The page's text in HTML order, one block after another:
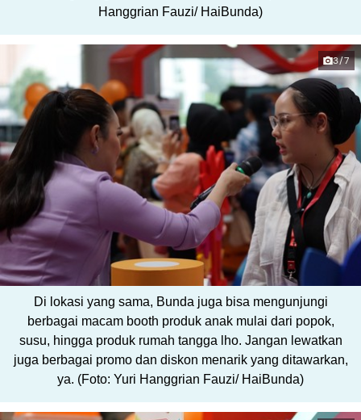
Hanggrian Fauzi/ HaiBunda)
3/7
Di lokasi yang sama, Bunda juga bisa mengunjungi
berbagai macam booth produk anak mulai dari popok,
susu, hingga produk rumah tangga lho. Jangan lewatkan
juga berbagai promo dan diskon menarik yang ditawarkan,
ya. (Foto: Yuri Hanggrian Fauzi/ HaiBunda)